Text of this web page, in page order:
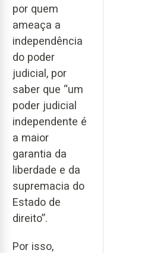
por quem
ameaça a
independência
do poder
judicial, por
saber que “um
poder judicial
independente é
a maior
garantia da
liberdade e da
supremacia do
Estado de
direito”.
Por isso,